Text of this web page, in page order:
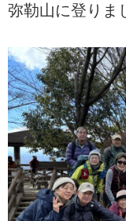
弥勒山に登りま